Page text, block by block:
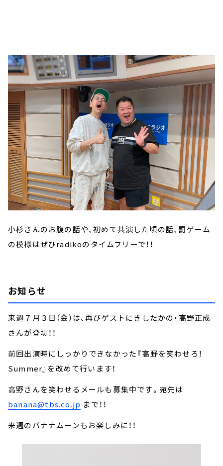
小杉さんのお腹の話や、初めて共演した頃の話、罰ゲーム
の模様はぜひradikoのタイムフリーで！！
お知らせ
来週７月３日（金）は、再びゲストにきしたかの・高野正成
さんが登場！！
前回出演時にしっかりできなかった『高野を笑わせろ！
Summer』を改めて行います！
高野さんを笑わせるメールも募集中です。宛先は
banana@tbs.co.jp まで！！
来週のバナナムーンもお楽しみに！！